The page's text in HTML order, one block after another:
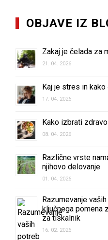
OBJAVE IZ
Zakaj je čelada za
21. 04. 2026
Kaj je stres in
17. 04. 2026
Kako izbrati
08. 04. 2026
Različne vrste
njihovo delovanje
01. 04. 2026
Razumevanje
ključnega pomena
za tiskalnik
16. 02. 2026